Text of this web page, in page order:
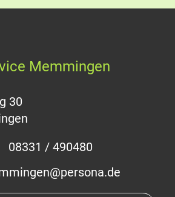
Memmingen
30
08331 / 490480